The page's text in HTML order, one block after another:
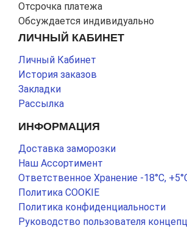
Отсрочка платежа
Обсуждается индивидуально
ЛИЧНЫЙ КАБИНЕТ
Личный Кабинет
История заказов
Закладки
Рассылка
ИНФОРМАЦИЯ
Доставка заморозки
Наш Ассортимент
Ответственное Хранение -18°С,
Политика COOKIE
Политика конфиденциальности
Руководство пользователя